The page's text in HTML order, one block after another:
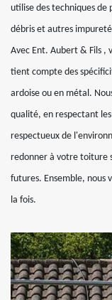
utilise des techniques
débris et autres
Avec Ent. Aubert & Fils ,
tient compte des
ardoise ou en métal.
qualité, en respectant
respectueux de
redonner à votre toiture
futures. Ensemble, nous
la fois.